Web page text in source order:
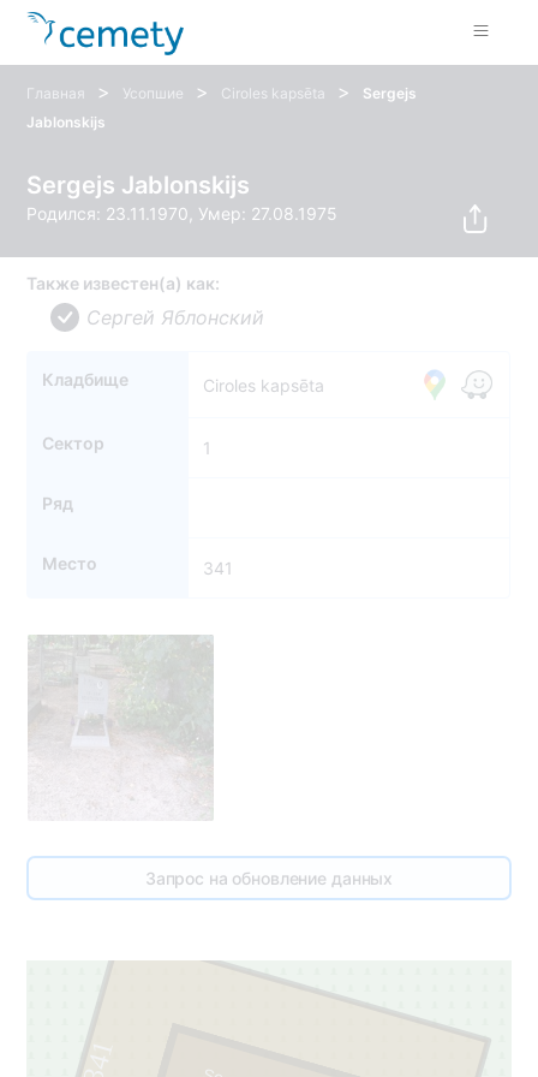
Главная > Усопшие > Ciroles kapsēta >
Sergejs
Jablonskijs
Sergejs Jablonskijs
Родился: 23.11.1970, Умер: 27.08.1975
Также известен(а) как:
Сергей Яблонский
Кладбище Ciroles kapsēta
Сектор 1
Ряд
Место 341
Запрос на обновление данных
341